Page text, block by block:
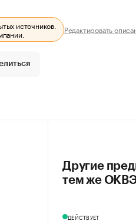
источников.
Редактировать
Другие
тем же
ДЕЙСТВУЕТ